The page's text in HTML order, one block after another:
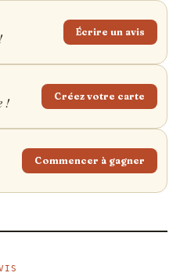
nupe kara, qui signifie
calas étaient vendues par
dans le quartier
elles
du petit-déjeuner dans
Écrire un avis
! Créez votre carte
Commencer à gagner